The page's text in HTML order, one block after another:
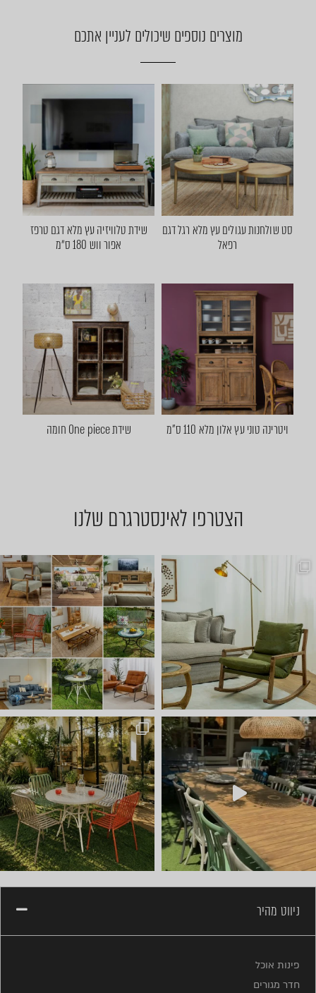
מוצרים נוספים שיכולים לעניין אתכם
סט שולחנות עגולים עץ מלא רגל דגם
רפאל
שידת טלוויזיה עץ מלא דגם טרפז
אפור ווש 180 ס״מ
ויטרינה טוני עץ אלון מלא 110 ס"מ שידת One piece חומה
הצטרפו לאינסטרגרם שלנו
שישי שמח אצלנו 🤩 באים להתח
חדש ⭐ קונטיינרים של ריהוט ל
ניווט מהיר
פינות אוכל
חדר מגורים